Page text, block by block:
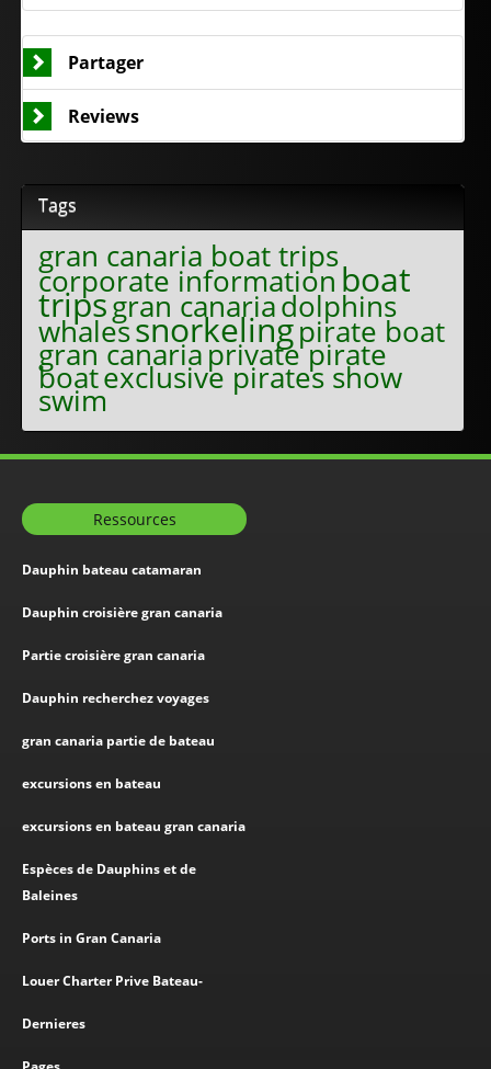
Partager
Reviews
Tags
gran canaria boat trips
corporate information boat
tripsgran canariadolphins
whalessnorkelingpirate boat
gran canariaprivate pirate
boatexclusive pirates show
swim
Ressources
Dauphin bateau catamaran
Dauphin croisière gran canaria
Partie croisière gran canaria
Dauphin recherchez voyages
gran canaria partie de bateau
excursions en bateau
excursions en bateau gran canaria
Espèces de Dauphins et de
Baleines
Ports in Gran Canaria
Louer Charter Prive Bateau-
Dernieres